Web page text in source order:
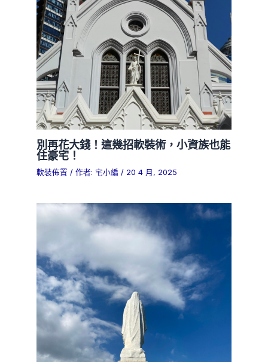
別再花大錢！這幾招軟裝術，小資族也能
住豪宅！
軟裝佈置 / 作者: 宅小編/ 20 4 月, 2025